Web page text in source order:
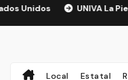
UNIVA La Piedad
Local Estatal